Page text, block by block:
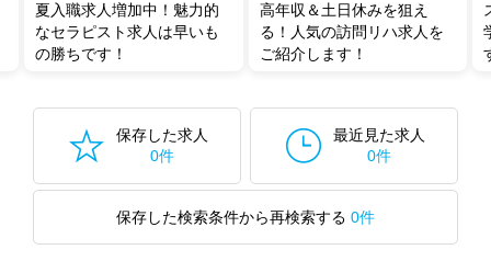
夏入職求人増加中！魅力的
なセラピスト求人は早いも
の勝ちです！
高年収＆土日休みを狙え
る！人気の訪問リハ求人を
ご紹介します！
保存した求人
0件
最近見た求人
0件
保存した検索条件から再検索する 0件